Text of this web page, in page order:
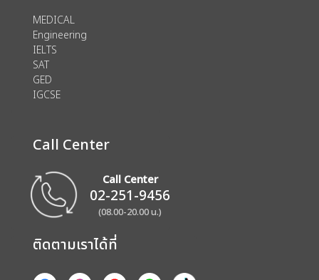
MEDICAL
Engineering
IELTS
SAT
GED
IGCSE
Call Center
Call Center
02-251-9456
(08.00-20.00 น.)
ติดตามเราได้ที่